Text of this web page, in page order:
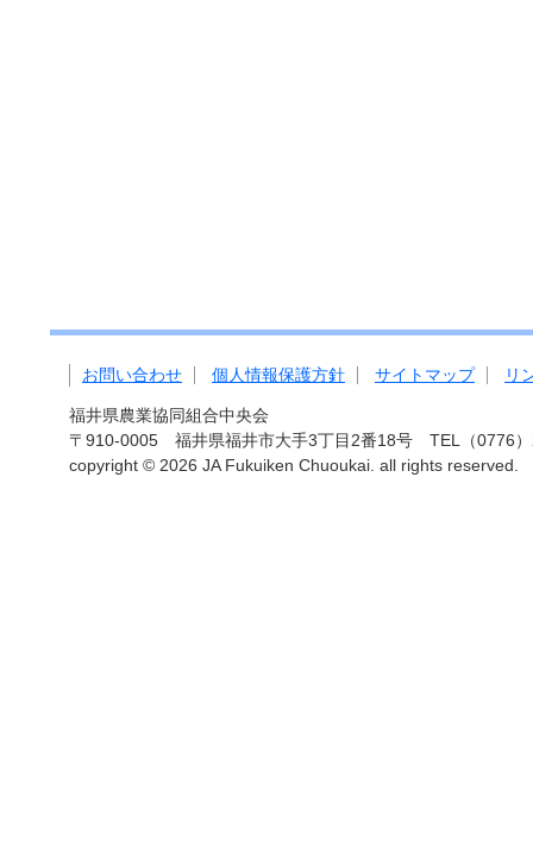
お問い合わせ 個人情報保護方針 サイトマップ リ
福井県農業協同組合中央会
〒910-0005 福井県福井市大手3丁目2番18号 TEL（0776
copyright © 2026 JA Fukuiken Chuoukai. all rights reserved.